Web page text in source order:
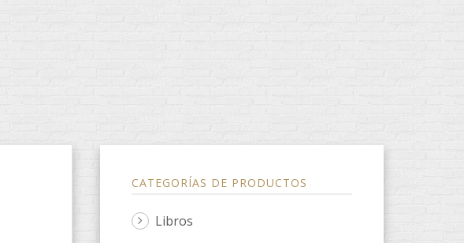
CATEGORÍAS DE PRODUCTOS
Libros